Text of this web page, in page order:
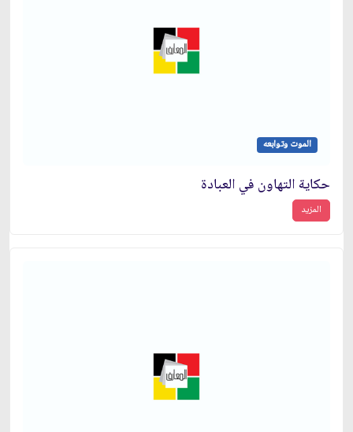
الموت وتوابعه
حكاية التهاون في العبادة
المزيد